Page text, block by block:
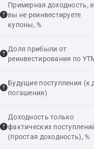
Примерная доходность,
вы не реинвестируете
купоны, %
Доля прибыли от
реинвестирования по
Будущие поступления (к
погашения)
Доходность только
фактических
(простая доходность), %